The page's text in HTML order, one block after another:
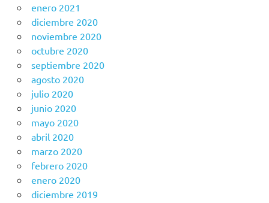
enero 2021
diciembre 2020
noviembre 2020
octubre 2020
septiembre 2020
agosto 2020
julio 2020
junio 2020
mayo 2020
abril 2020
marzo 2020
febrero 2020
enero 2020
diciembre 2019